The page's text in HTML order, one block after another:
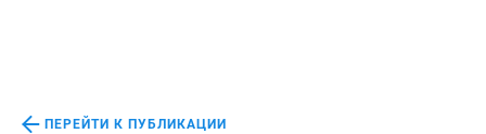
ПЕРЕЙТИ К ПУБЛИКАЦИИ